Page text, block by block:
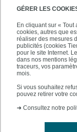
GÉRER LES
En cliquant sur «
cookies, autres que
réaliser des mesures
publicités (cookies
pour le site Internet.
dans nos mentions
traceurs, vos
mois.
Si vous souhaitez
pouvez retirer votre
➜ Consultez notre
PRATIQUE
À PROPOS DE
SUIVEZ-NOUS